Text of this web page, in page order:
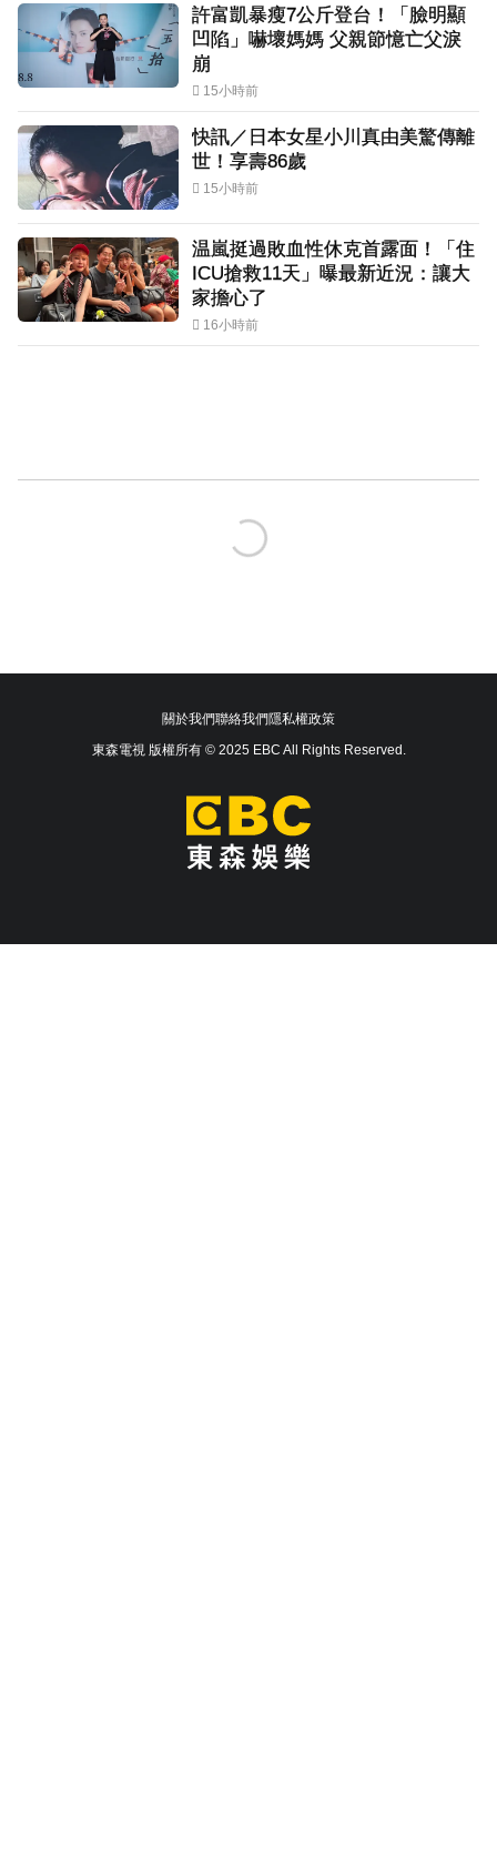
許富凱暴瘦7公斤登台！「臉明顯
凹陷」嚇壞媽媽 父親節憶亡父淚
崩
15小時前
快訊／日本女星小川真由美驚傳離
世！享壽86歲
15小時前
温嵐挺過敗血性休克首露面！「住
ICU搶救11天」曝最新近況：讓大
家擔心了
16小時前
關於我們聯絡我們隱私權政策
東森電視 版權所有 © 2025 EBC All Rights Reserved.